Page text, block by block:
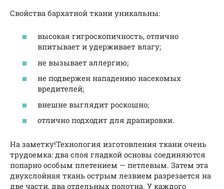
Свойства бархатной ткани уникальны:
высокая гигроскопичность, отлично
впитывает и удерживает влагу;
не вызывает аллергию;
не подвержен нападению насекомых
вредителей;
внешне выглядит роскошно;
отлично подходит для драпировки.
На заметку!Технология изготовления ткани очень
трудоемка: два слоя гладкой основы соединяются
попарно особым плетением — петлевым. Затем эта
двухслойная ткань острым лезвием разрезается на
две части, два отдельных полотна. У каждого